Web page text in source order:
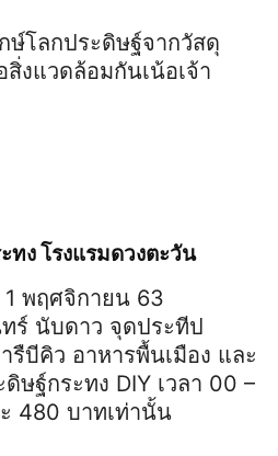
ษ์โลกประดิษฐ์จากวัสดุ
งแวดล้อมกันเน้อเจ้า
ทง โรงแรมดวงตะวัน
พฤศจิกายน 63
ร์ นับดาว จุดประทีป
บีคิว อาหารพื้นเมือง และ
ษฐ์กระทง DIY เวลา 00 –
480 บาทเท่านั้น